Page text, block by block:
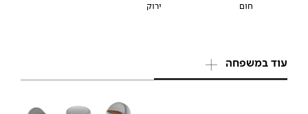
חום ירוק
עוד במשפחה